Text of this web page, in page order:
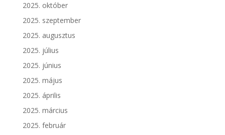
2025. október
2025. szeptember
2025. augusztus
2025. július
2025. június
2025. május
2025. április
2025. március
2025. február